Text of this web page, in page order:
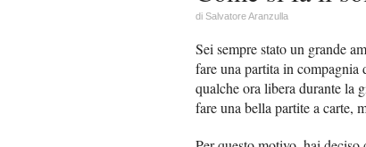
di Salvatore Aranzulla
Sei sempre stato un grande
fare una partita in compagnia
qualche ora libera durante la
fare una bella partite a carte,